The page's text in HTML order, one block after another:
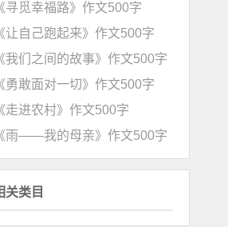
《寻觅幸福路》作文500字
《让自己跑起来》作文500字
《我们之间的故事》作文500字
《勇敢面对一切》作文500字
《走进农村》作文500字
《雨――我的母亲》作文500字
关类目